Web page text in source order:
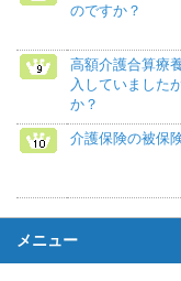
のですか？
高額介護合算療
入していました
か？
介護保険の被保
メニュー